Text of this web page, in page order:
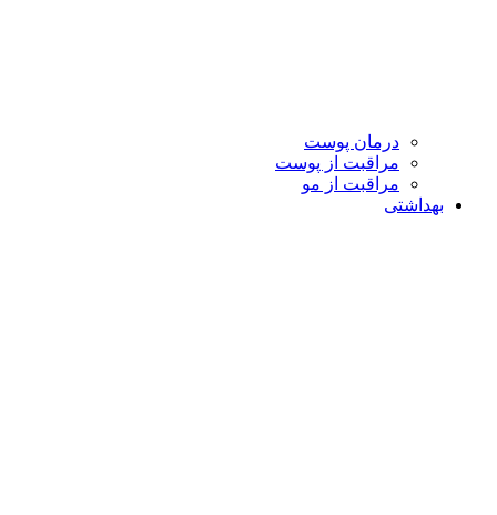
درمان پوست
مراقبت از پوست
مراقبت از مو
بهداشتی